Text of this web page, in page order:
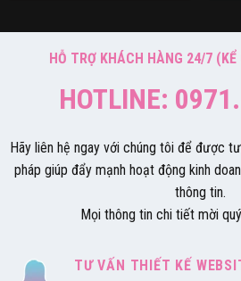
HỖ TRỢ KHÁCH HÀNG 24/7 (KỂ
HOTLINE:
Hãy liên hệ ngay với chúng tôi để được
pháp giúp đẩy mạnh hoạt động kinh
thông tin.
Mọi thông tin chi tiết mời
TƯ VẤN THIẾT KẾ